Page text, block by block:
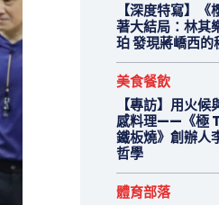
【深度特寫】
著大結局：林其
珀 發現蔣嶠西的
美食餐飲
【專訪】用火
感料理——《極
鐵板燒》創辦人
哲學
體育部落